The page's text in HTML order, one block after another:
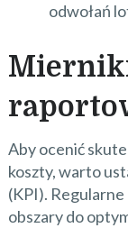
odwołań
Aby ocenić
koszty, warto
(KPI).
obszary do